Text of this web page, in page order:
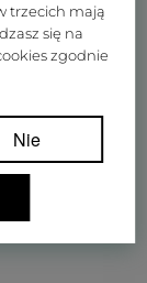
trzecich mają
się na
zgodnie
Nie